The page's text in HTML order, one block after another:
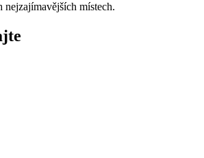
nejzajímavějších místech.